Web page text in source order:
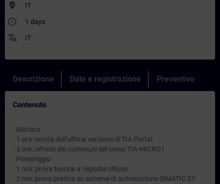
where_to_vote IT
access_time 1 days
translate IT
Descrizione Date e registrazione Preventivo
Contenuto
- Mattina
- 1 ora: novità dell’ultima versione di TIA Portal
- 3 ore: refresh dei contenuti del corso TIA-MICRO1
- Pomeriggio
- 1 ora: prova teorica a risposte chiuse
- 2 ore: prova pratica su sistema di automazione SIMATIC S7-